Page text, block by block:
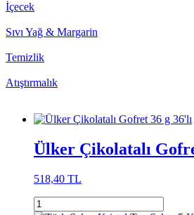
İçecek
Sıvı Yağ & Margarin
Temizlik
Atıştırmalık
Ülker Çikolatalı
518,40 TL